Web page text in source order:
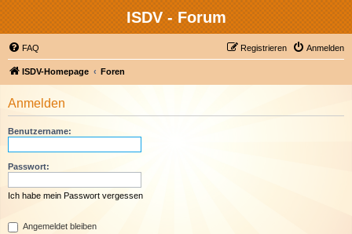
ISDV - Forum
FAQ Anmelden
Registrieren
ISDV-Homepage Foren
Anmelden
Benutzername:
Passwort:
Ich habe mein Passwort vergessen
Angemeldet bleiben